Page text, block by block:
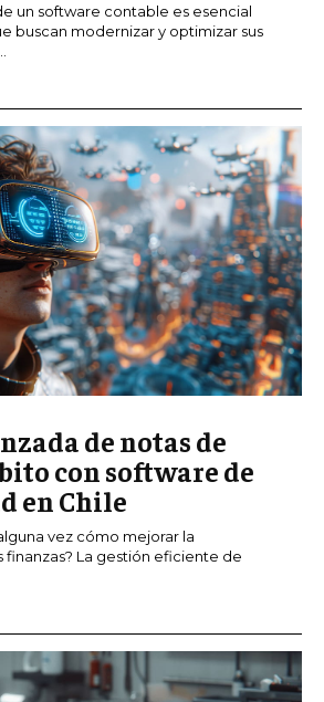
un software contable es esencial
buscan modernizar y optimizar sus
de notas de
con software de
en Chile
vez cómo mejorar la
finanzas? La gestión eficiente de